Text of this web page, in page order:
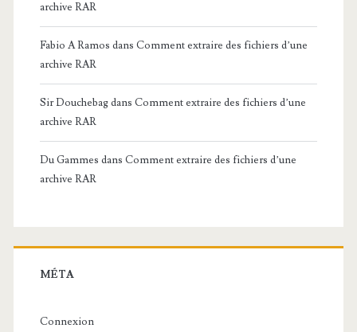
archive RAR
Fabio A Ramos dans Comment extraire des fichiers d’une
archive RAR
Sir Douchebagdans Comment extraire des fichiers d’une
archive RAR
Du Gammes dans Comment extraire des fichiers d’une
archive RAR
MÉTA
Connexion